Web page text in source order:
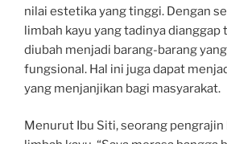
nilai estetika yang tinggi. Dengan
limbah kayu yang tadinya dianggap
diubah menjadi barang-barang
fungsional. Hal ini juga dapat
yang menjanjikan bagi masyarakat.
Menurut Ibu Siti, seorang pengrajin